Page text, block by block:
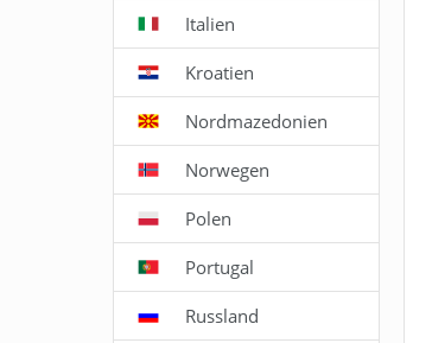
Italien
Kroatien
Nordmazedonien
Norwegen
Polen
Portugal
Russland